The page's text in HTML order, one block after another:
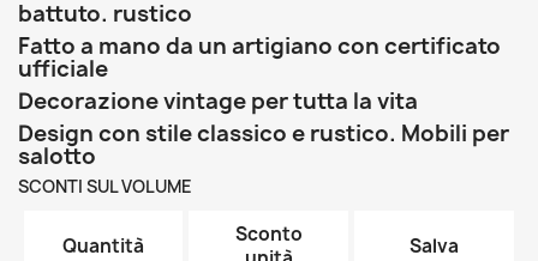
battuto. rustico
Fatto a mano da un artigiano con certificato
ufficiale
Decorazione vintage per tutta la vita
Design con stile classico e rustico. Mobili per
salotto
SCONTI SUL VOLUME
Quantità
Sconto
Salva